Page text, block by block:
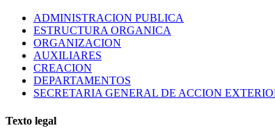
ADMINISTRACION PUBLICA
ESTRUCTURA ORGANICA
ORGANIZACION
AUXILIARES
CREACION
DEPARTAMENTOS
SECRETARIA GENERAL DE ACCION
Texto legal